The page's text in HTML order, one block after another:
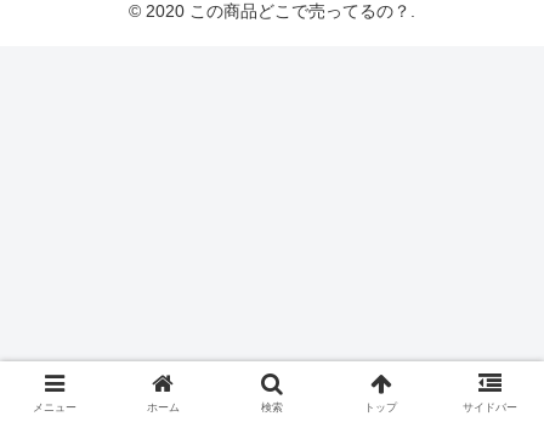
© 2020 この商品どこで売ってるの？.
メニュー ホーム 検索 トップ サイドバー